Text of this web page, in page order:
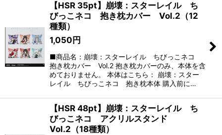
【HSR 35pt】崩壊：スターレイル ち
びっこネコ 抱き枕カバー Vol.2（12
種類）
1,050 円
■商品名：崩壊：スターレイル ちびっこネコ
抱き枕カバー Vol.2 抱き枕カバーのみ、本体を含
めておりません。 本体はこちら： 崩壊：スター
レイル ちびっこネコ 抱き枕本体 購入前に…
【HSR 48pt】崩壊：スターレイル ち
びっこネコ アクリルスタンド
Vol.2（18種類）